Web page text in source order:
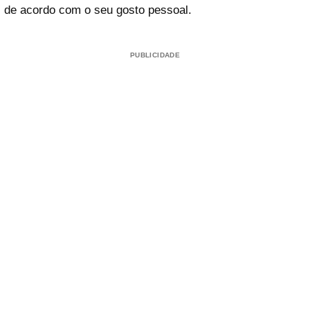
de acordo com o seu gosto pessoal.
PUBLICIDADE